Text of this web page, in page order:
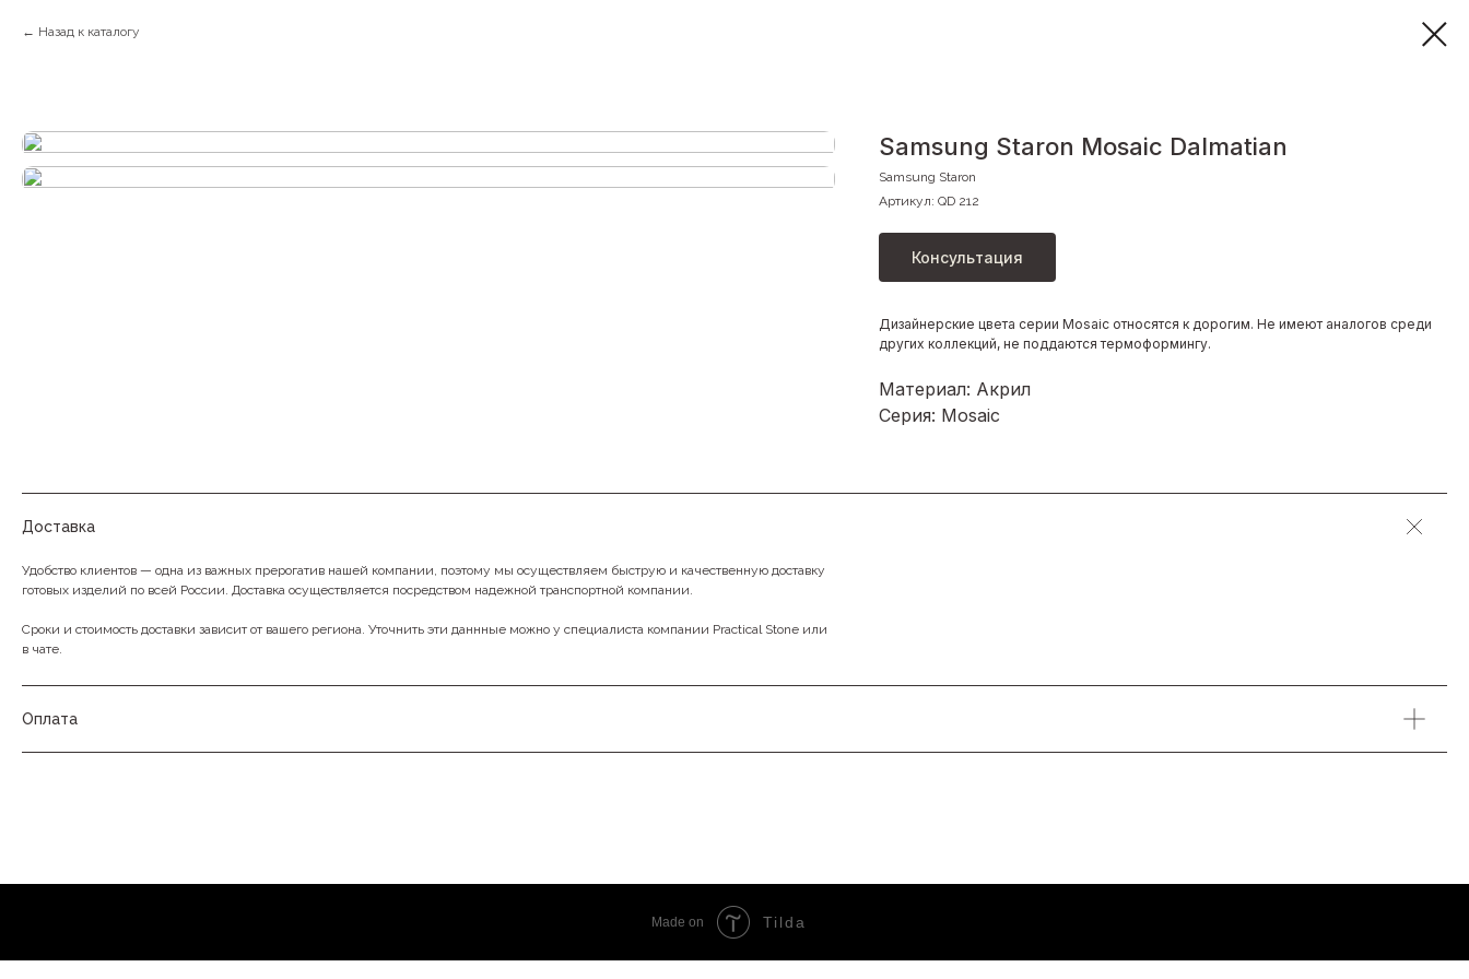
Назад к каталогу
Samsung Staron Mosaic Dalmatian
Samsung Staron
Артикул: QD 212
Консультация
Дизайнерские цвета серии Mosaic относятся к дорогим. Не имеют аналогов среди
других коллекций, не поддаются термоформингу.
Материал: Акрил
Серия: Mosaic
Доставка
Удобство клиентов — одна из важных прерогатив нашей компании, поэтому мы осуществляем быструю и качественную доставку
готовых изделий по всей России. Доставка осуществляется посредством надежной транспортной компании.
Сроки и стоимость доставки зависит от вашего региона. Уточнить эти даннные можно у специалиста компании Practical Stone или
в чате.
Оплата
Made on Tilda